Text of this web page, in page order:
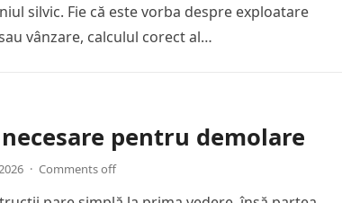
silvic. Fie că este vorba despre exploatare
vânzare, calculul corect al…
pentru demolare
· Comments off